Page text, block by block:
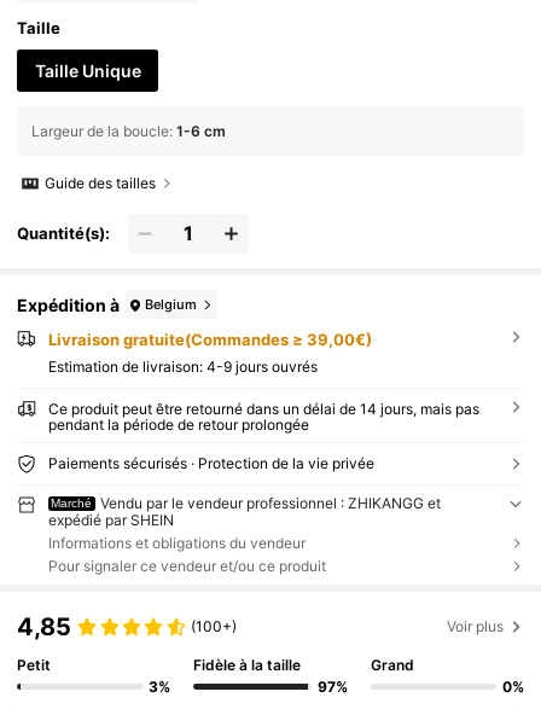
Taille
Taille Unique
Largeur de la boucle: 1-6 cm
Guide des tailles
Quantité(s):
Expédition à Belgium
Livraison gratuite(Commandes ≥ 39,00€)
Estimation de livraison: 4-9 jours ouvrés
Ce produit peut être retourné dans un délai de 14 jours, mais pas
pendant la période de retour prolongée
Paiements sécurisés · Protection de la vie privée
Marché
Vendu par le vendeur professionnel : ZHIKANGG et
expédié par SHEIN
Informations et obligations du vendeur
Pour signaler ce vendeur et/ou ce produit
4,85 (100+) Voir plus
Petit
3%
Fidèle à la taille
97%
Grand
0%